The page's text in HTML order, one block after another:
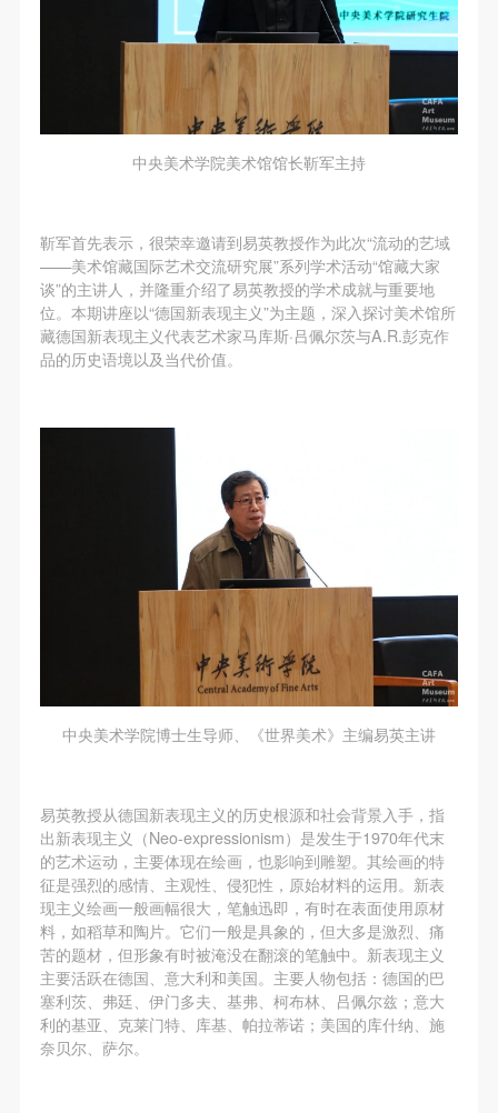
中央美术学院美术馆馆长靳军主持
靳军首先表示，很荣幸邀请到易英教授作为此次“流动的艺域
——美术馆藏国际艺术交流研究展”系列学术活动“馆藏大家
谈”的主讲人，并隆重介绍了易英教授的学术成就与重要地
位。本期讲座以“德国新表现主义”为主题，深入探讨美术馆所
藏德国新表现主义代表艺术家马库斯·吕佩尔茨与A.R.彭克作
品的历史语境以及当代价值。
中央美术学院博士生导师、《世界美术》主编易英主讲
易英教授从德国新表现主义的历史根源和社会背景入手，指
出新表现主义（Neo-expressionism）是发生于1970年代末
的艺术运动，主要体现在绘画，也影响到雕塑。其绘画的特
征是强烈的感情、主观性、侵犯性，原始材料的运用。新表
现主义绘画一般画幅很大，笔触迅即，有时在表面使用原材
料，如稻草和陶片。它们一般是具象的，但大多是激烈、痛
苦的题材，但形象有时被淹没在翻滚的笔触中。新表现主义
主要活跃在德国、意大利和美国。主要人物包括：德国的巴
塞利茨、弗廷、伊门多夫、基弗、柯布林、吕佩尔兹；意大
利的基亚、克莱门特、库基、帕拉蒂诺；美国的库什纳、施
奈贝尔、萨尔。
参与活动者在参与活动时应当在美术馆工作人员及活
动导师、教师指导下进行，并正确的使用活动中所涉
及到的绘画工具、创作材料及配套设备、设施，若参
与者因个人原因在使用相应绘画工具、创作材料及配
当承当相应的全部责任，并主动赔偿相应的经济损
失。活动中任何非事故当事人及美术馆将不承担人身
事故的任何责任。
中央美术学院美术馆肖像权许可使用协议
根据《中华人民共和国广告法》、《中华人民共和国
人民共和国民法通则》若干问题的意见（试行）>的
有关规定，为明确肖像许可方（甲方）和使用方（乙
方）的权利义务关系，经双方友好协商，甲乙双方就
带有甲方肖像的作品的使用达成如下一致协议：
（1）、甲方为本协议中的肖像权人，自愿将自己的
肖像权许可乙方作符合本协议约定和法律规定的用
（2）、乙方中央美术学院美术馆是一所具有标志
性、专业性、国际化的现代公共美术馆。中央美术学
院美术馆与时代同行，努力塑造一个开放、自由、学
和观众进行良好互动。以学院的学术研究为基础，积
极策划国际、国内多视角、多领域的展览、论坛及公
共教育活动，为美院师生、中外艺术家以及社会公众
提供一个交流、学习、展示的平台。作为一家公益性
单位，其开展的公共教育活动以学术性和公益性为
主。
（3）、乙方为甲方拍摄中央美术学院公共教育部所
有公教活动。
二、拍摄内容、使用形式、使用地域范围
参与活动者在参与活动时应当在美术馆工作人员及活
动导师、教师指导下进行，并正确的使用活动中所涉
及到的绘画工具、创作材料及配套设备、设施，若参
与者因个人原因在使用相应绘画工具、创作材料及配
当承当相应的全部责任，并主动赔偿相应的经济损
失。活动中任何非事故当事人及美术馆将不承担人身
事故的任何责任。
中央美术学院美术馆肖像权许可使用协议
根据《中华人民共和国广告法》、《中华人民共和国
人民共和国民法通则》若干问题的意见（试行）>的
有关规定，为明确肖像许可方（甲方）和使用方（乙
方）的权利义务关系，经双方友好协商，甲乙双方就
带有甲方肖像的作品的使用达成如下一致协议：
（1）、甲方为本协议中的肖像权人，自愿将自己的
肖像权许可乙方作符合本协议约定和法律规定的用
（2）、乙方中央美术学院美术馆是一所具有标志
性、专业性、国际化的现代公共美术馆。中央美术学
院美术馆与时代同行，努力塑造一个开放、自由、学
和观众进行良好互动。以学院的学术研究为基础，积
极策划国际、国内多视角、多领域的展览、论坛及公
共教育活动，为美院师生、中外艺术家以及社会公众
提供一个交流、学习、展示的平台。作为一家公益性
单位，其开展的公共教育活动以学术性和公益性为
主。
（3）、乙方为甲方拍摄中央美术学院公共教育部所
有公教活动。
二、拍摄内容、使用形式、使用地域范围
参与活动者在参与活动时应当在美术馆工作人员及活
动导师、教师指导下进行，并正确的使用活动中所涉
及到的绘画工具、创作材料及配套设备、设施，若参
与者因个人原因在使用相应绘画工具、创作材料及配
当承当相应的全部责任，并主动赔偿相应的经济损
失。活动中任何非事故当事人及美术馆将不承担人身
事故的任何责任。
中央美术学院美术馆肖像权许可使用协议
根据《中华人民共和国广告法》、《中华人民共和国
人民共和国民法通则》若干问题的意见（试行）>的
有关规定，为明确肖像许可方（甲方）和使用方（乙
方）的权利义务关系，经双方友好协商，甲乙双方就
带有甲方肖像的作品的使用达成如下一致协议：
（1）、甲方为本协议中的肖像权人，自愿将自己的
肖像权许可乙方作符合本协议约定和法律规定的用
（2）、乙方中央美术学院美术馆是一所具有标志
性、专业性、国际化的现代公共美术馆。中央美术学
院美术馆与时代同行，努力塑造一个开放、自由、学
和观众进行良好互动。以学院的学术研究为基础，积
极策划国际、国内多视角、多领域的展览、论坛及公
共教育活动，为美院师生、中外艺术家以及社会公众
提供一个交流、学习、展示的平台。作为一家公益性
单位，其开展的公共教育活动以学术性和公益性为
主。
（3）、乙方为甲方拍摄中央美术学院公共教育部所
有公教活动。
二、拍摄内容、使用形式、使用地域范围